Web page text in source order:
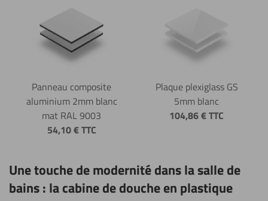
Panneau composite
aluminium 2mm blanc
mat RAL 9003
54,10€TTC
Plaque plexiglass GS
5mm blanc
104,86€TTC
Une touche de modernité dans la salle de
bains : la cabine de douche en plastique